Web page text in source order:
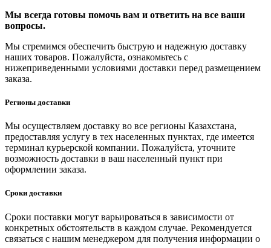
Мы всегда готовы помочь вам и ответить на все ваши
вопросы.
Мы стремимся обеспечить быструю и надежную доставку
наших товаров. Пожалуйста, ознакомьтесь с
нижеприведенными условиями доставки перед размещением
заказа.
Регионы доставки
Мы осуществляем доставку во все регионы Казахстана,
предоставляя услугу в тех населенных пунктах, где имеется
терминал курьерской компании. Пожалуйста, уточните
возможность доставки в ваш населенный пункт при
оформлении заказа.
Сроки доставки
Сроки поставки могут варьироваться в зависимости от
конкретных обстоятельств в каждом случае. Рекомендуется
связаться с нашим менеджером для получения информации о